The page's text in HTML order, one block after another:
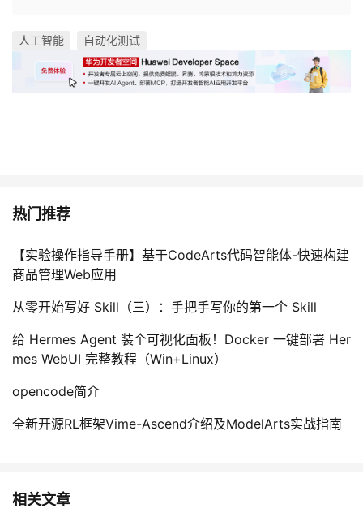
人工智能 自动化测试
热门推荐
【实验操作指导手册】基于CodeArts代码智能体-快速构建
商品管理Web应用
从零开始写好 Skill（三）：手把手写你的第一个 Skill
给 Hermes Agent 装个可视化面板！Docker 一键部署 Her
mes WebUI 完整教程（Win+Linux）
opencode简介
全新开源RL框架Vime-Ascend介绍及ModelArts实战指南
相关文章